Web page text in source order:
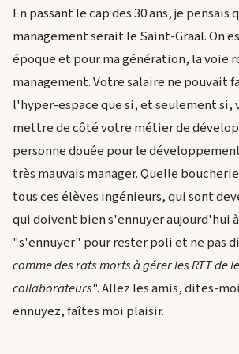
En passant le cap des 30 ans, je pensais
management serait le Saint-Graal. On
époque et pour ma génération, la voie
management. Votre salaire ne pouvait
l'hyper-espace que si, et seulement si,
mettre de côté votre métier de
personne douée pour le
très mauvais manager. Quelle
tous ces élèves ingénieurs, qui sont
qui doivent bien s'ennuyer aujourd'hui à
"s'ennuyer" pour rester poli et ne pas
comme des rats morts à gérer les RTT de
collaborateurs". Allez les amis, dites-
ennuyez, faîtes moi plaisir.